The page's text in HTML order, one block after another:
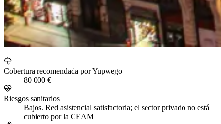
Cobertura recomendada por Yupwego
80 000 €
Riesgos sanitarios
Bajos. Red asistencial satisfactoria; el sector privado no está
cubierto por la CEAM